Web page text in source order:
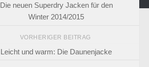
Die neuen Superdry Jacken für den
Winter 2014/2015
VORHERIGER BEITRAG
Leicht und warm: Die Daunenjacke